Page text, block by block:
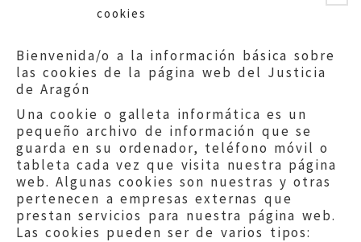
cookies
Bienvenida/o a la información básica sobre
las cookies de la página web del Justicia
de Aragón
Una cookie o galleta informática es un
pequeño archivo de información que se
guarda en su ordenador, teléfono móvil o
tableta cada vez que visita nuestra página
web. Algunas cookies son nuestras y otras
pertenecen a empresas externas que
prestan servicios para nuestra página web.
Las cookies pueden ser de varios tipos: